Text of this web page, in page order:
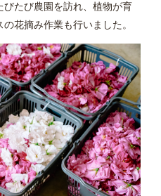
びたび農園を訪れ、植物が育
花摘み作業も行いました。